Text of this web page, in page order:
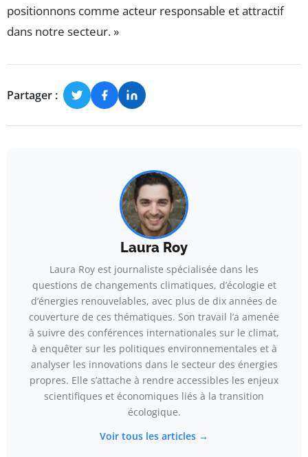
positionnons comme acteur responsable et attractif
dans notre secteur. »
Partager :
Laura Roy
Laura Roy est journaliste spécialisée dans les
questions de changements climatiques, d’écologie et
d’énergies renouvelables, avec plus de dix années de
couverture de ces thématiques. Son travail l’a amenée
à suivre des conférences internationales sur le climat,
à enquêter sur les politiques environnementales et à
analyser les innovations dans le secteur des énergies
propres. Elle s’attache à rendre accessibles les enjeux
scientifiques et économiques liés à la transition
écologique.
Voir tous les articles →